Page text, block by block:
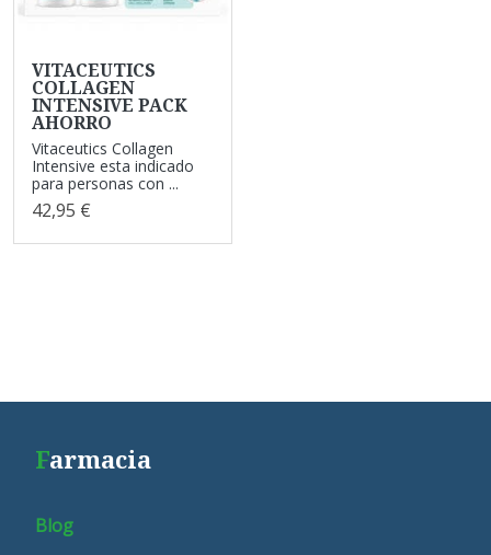
VITACEUTICS
COLLAGEN
INTENSIVE PACK
AHORRO
Vitaceutics Collagen
Intensive esta indicado
para personas con ...
42,95 €
Farmacia
Blog